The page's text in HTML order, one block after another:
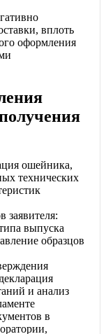
вплоть
оформления
ошейника,
технических
заявителя:
выпуска
образцов
и анализ
в